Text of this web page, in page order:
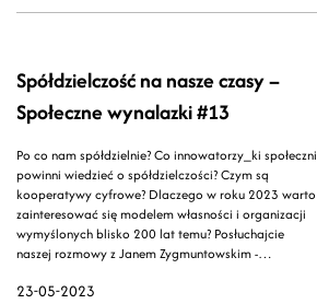
23-05-2023
Spółdzielczość na nasze czasy –
Społeczne wynalazki #13
Po co nam spółdzielnie? Co innowatorzy_ki społeczni
powinni wiedzieć o spółdzielczości? Czym są
kooperatywy cyfrowe? Dlaczego w roku 2023 warto
zainteresować się modelem własności i organizacji
wymyślonych blisko 200 lat temu? Posłuchajcie
naszej rozmowy z Janem Zygmuntowskim -